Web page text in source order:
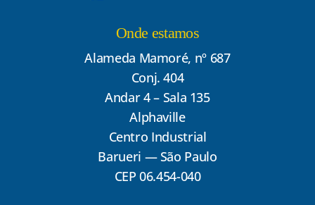
Onde estamos
Alameda Mamoré, nº 687
Conj. 404
Andar 4 – Sala 135
Alphaville
Centro Industrial
Barueri — São Paulo
CEP 06.454-040